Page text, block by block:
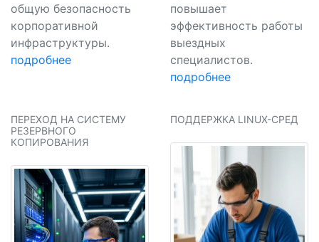
общую безопасность
корпоративной
инфраструктуры.
подробнее
повышает
эффективность работы
выездных
специалистов.
подробнее
ПЕРЕХОД НА СИСТЕМУ
РЕЗЕРВНОГО
КОПИРОВАНИЯ
ПОДДЕРЖКА LINUX-СРЕД